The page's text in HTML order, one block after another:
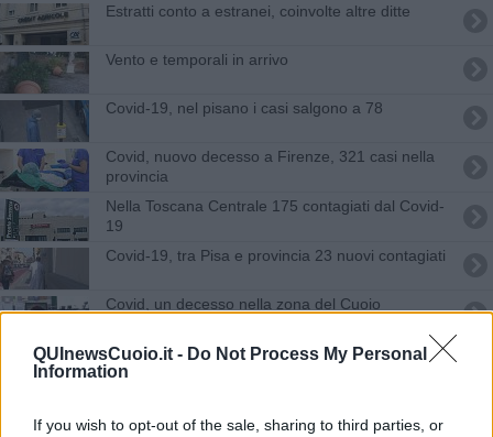
QUInewsCuoio.it - Do Not Process My Personal
Information
If you wish to opt-out of the sale, sharing to third parties, or
Estratti conto a estranei, coinvolte altre ditte
Vento e temporali in arrivo
Covid-19, nel pisano i casi salgono a 78
Covid, nuovo decesso a Firenze, 321 casi nella
provincia
Nella Toscana Centrale 175 contagiati dal Covid-
19
Covid-19, tra Pisa e provincia 23 nuovi contagiati
Covid, un decesso nella zona del Cuoio
Covid, continua la quiete nel pisano